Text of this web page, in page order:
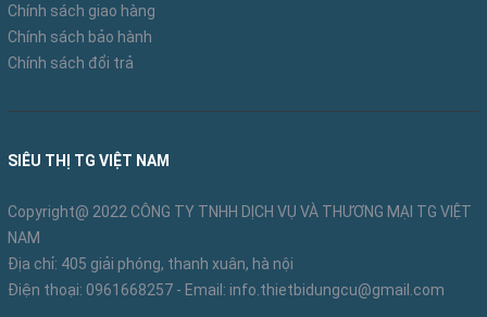
Chính sách giao hàng
Chính sách bảo hành
Chính sách đổi trả
SIÊU THỊ TG VIỆT NAM
Copyright@ 2022 CÔNG TY TNHH DỊCH VỤ VÀ THƯƠNG MẠI TG VIỆT
NAM
Địa chỉ: 405 giải phóng, thanh xuân, hà nội
Điện thoại: 0961668257 - Email: info.thietbidungcu@gmail.com